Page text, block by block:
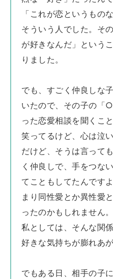
「これが恋というもの
そういう人でした。そ
が好きなんだ」という
りました。
でも、すごく仲良しな
いたので、その子の「
った恋愛相談を聞くこ
笑ってるけど、心は泣
だけど、そうは言って
く仲良しで、手をつな
てこともしてたんです
まり同性愛とか異性愛
ったのかもしれません。
私としては、そんな関
好きな気持ちが膨れあ
でもある日、相手の子